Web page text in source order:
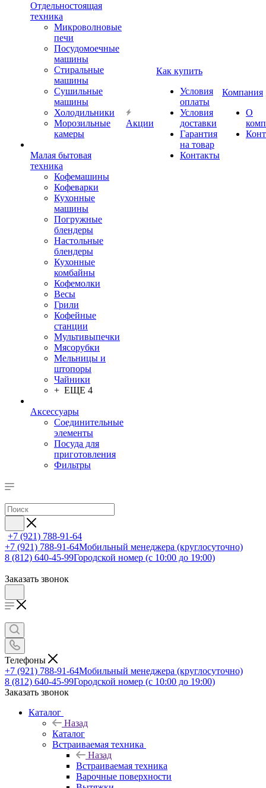
Отдельностоящая
техника
Микроволновые
печи
Посудомоечные
машины
Стиральные
машины
Сушильные
машины
Холодильники
Морозильные
камеры
Малая бытовая
техника
Кофемашины
Кофеварки
Кухонные
машины
Погружные
блендеры
Настольные
блендеры
Кухонные
комбайны
Кофемолки
Весы
Грили
Кофейные
станции
Мультивыпечки
Мясорубки
Мельницы и
штопоры
Чайники
+ ЕЩЕ 4
Аксессуары
Соединительные
элементы
Посуда для
приготовления
Фильтры
Акции
Как купить
Условия
оплаты
Условия
доставки
Гарантия
на товар
Контакты
Компания
О
+7 (921) 788-91-64
+7 (921) 788-91-64Мобильный менеджера (круглосуточно)
8 (812) 640-45-99Городской номер (с 10:00 до 19:00)
Заказать звонок
Телефоны
+7 (921) 788-91-64Мобильный менеджера (круглосуточно)
8 (812) 640-45-99Городской номер (с 10:00 до 19:00)
Заказать звонок
Каталог
Назад
Каталог
Встраиваемая техника
Назад
Встраиваемая техника
Варочные поверхности